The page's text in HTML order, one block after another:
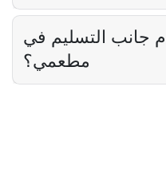
جانب التسليم في
مطعمي؟